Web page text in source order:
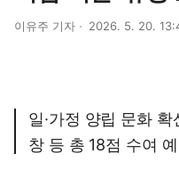
이유주 기자 2026. 5. 20.
일·가정 양립 문화
창 등 총 18점 수여